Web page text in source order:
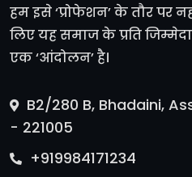
हम इसे ‘प्रोफेशन’ के तौर पर
लिए यह समाज के प्रति
एक ‘आंदोलन’ है।
B2/280 B, Bhadaini,
- 221005
+919984171234